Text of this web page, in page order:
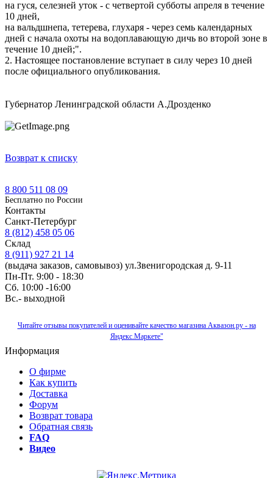
на гуся, селезней уток - с четвертой субботы апреля в течение
10 дней,
на вальдшнепа, тетерева, глухаря - через семь календарных
дней с начала охоты на водоплавающую дичь во второй зоне в
течение 10 дней;".
2. Настоящее постановление вступает в силу через 10 дней
после официального опубликования.
Губернатор Ленинградской области А.Дрозденко
Возврат к списку
8 800 511 08 09
Бесплатно по Роcсии
Контакты
Санкт-Петербург
8 (812) 458 05 06
Склад
8 (911) 927 21 14
(выдача заказов, самовывоз) ул.Звенигородская д. 9-11
Пн-Пт. 9:00 - 18:30
Сб. 10:00 -16:00
Вс.- выходной
Читайте отзывы покупателей и оценивайте качество магазина Аквазон.ру - на
Яндекс.Маркете"
Информация
О фирме
Как купить
Доставка
Форум
Возврат товара
Обратная связь
FAQ
Видео